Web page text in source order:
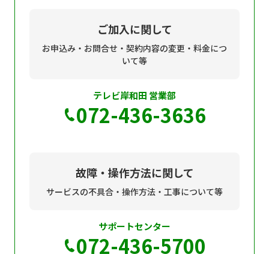
ご加入に関して
お申込み・お問合せ・契約内容の変更・料金につ
いて等
テレビ岸和田 営業部
072-436-3636
故障・操作方法に関して
サービスの不具合・操作方法・工事について等
サポートセンター
072-436-5700